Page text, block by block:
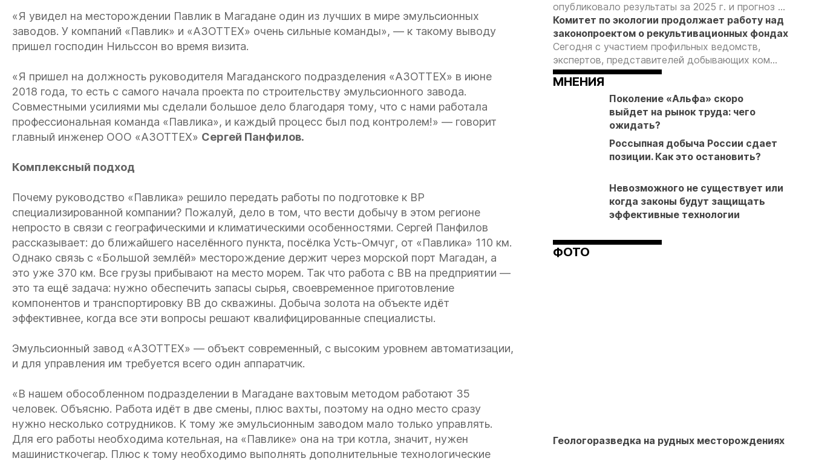
«Я увидел на месторождении Павлик в Магадане один из лучших в мире эмульсионных
заводов. У компаний «Павлик» и «АЗОТТЕХ» очень сильные команды», — к такому выводу
пришел господин Нильссон во время визита.
«Я пришел на должность руководителя Магаданского подразделения «АЗОТТЕХ» в июне
2018 года, то есть с самого начала проекта по строительству эмульсионного завода.
Совместными усилиями мы сделали большое дело благодаря тому, что с нами работала
профессиональная команда «Павлика», и каждый процесс был под контролем!» — говорит
главный инженер ООО «АЗОТТЕХ» Сергей Панфилов.
Комплексный подход
Почему руководство «Павлика» решило передать работы по подготовке к ВР
специализированной компании? Пожалуй, дело в том, что вести добычу в этом регионе
непросто в связи с географическими и климатическими особенностями. Сергей Панфилов
рассказывает: до ближайшего населённого пункта, посёлка Усть-Омчуг, от «Павлика» 110 км.
Однако связь с «Большой землёй» месторождение держит через морской порт Магадан, а
это уже 370 км. Все грузы прибывают на место морем. Так что работа с ВВ на предприятии —
это та ещё задача: нужно обеспечить запасы сырья, своевременное приготовление
компонентов и транспортировку ВВ до скважины. Добыча золота на объекте идёт
эффективнее, когда все эти вопросы решают квалифицированные специалисты.
Эмульсионный завод «АЗОТТЕХ» — объект современный, с высоким уровнем автоматизации,
и для управления им требуется всего один аппаратчик.
«В нашем обособленном подразделении в Магадане вахтовым методом работают 35
человек. Объясню. Работа идёт в две смены, плюс вахты, поэтому на одно место сразу
нужно несколько сотрудников. К тому же эмульсионным заводом мало только управлять.
Для его работы необходима котельная, на «Павлике» она на три котла, значит, нужен
машинисткочегар. Плюс к тому необходимо выполнять дополнительные технологические
опубликовало результаты за 2025 г. и прогноз ...
Комитет по экологии продолжает работу над
законопроектом о рекультивационных фондах
Сегодня с участием профильных ведомств,
экспертов, представителей добывающих ком...
МНЕНИЯ
Поколение «Альфа» скоро
выйдет на рынок труда: чего
ожидать?
Россыпная добыча России сдает
позиции. Как это остановить?
Невозможного не существует или
когда законы будут защищать
эффективные технологии
ФОТО
Геологоразведка на рудных месторождениях